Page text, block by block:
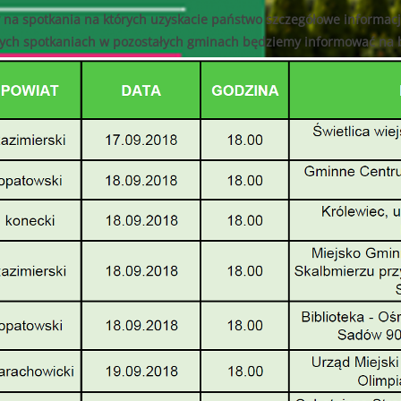
jedynie wnioski wypełnione i przesłane do Funduszu za
EKOSYSTEMÓW
do 11.07.2025r. do godziny 15:30 lub do czasu wyczerpania
000,00 zł
do 11.07.2025r. do godziny 15:30
000,00 zł
objęte wnioskiem nie może przekroczyć8 000,00 zł.
w 2025 roku wpisujących się w priorytet dziedzinowy nabór
17.06.2025
B.V.2.2
od dnia
– zakres zmian został opisany w punkcie „Wprowadzone zmiany
spotkania na których uzyskacie państwo szczegółowe
spotkaniach w pozostałych gminach będziemy informować na